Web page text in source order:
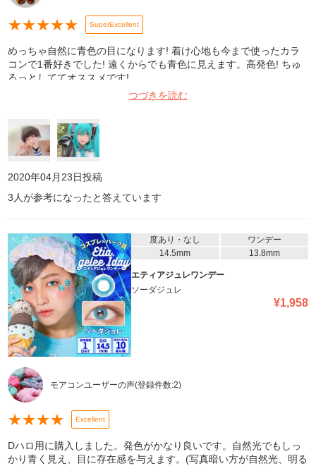
★★★★★ SuperExcellent
めっちゃ自然に青色の目になります! 着け心地も今まで使ったカラ
コンで1番好きでした! 遠くからでも青色に見えます。高発色! ちゅ
るっとしててオススメです!
つづきを読む
2020年04月23日投稿
3 人が参考になったと答えています
度あり・なし
ワンデー
14.5mm
13.8mm
エティアジュレワンデー
ソーダジュレ
¥1,958
モアコンユーザーの声(登録件数:2)
★★★★ Excellent
Dハロ用に購入しました。発色がかなり良いです。自然光でもしっ
かり青く見え、目に存在感を与えます。(写真暗い方が自然光、明る